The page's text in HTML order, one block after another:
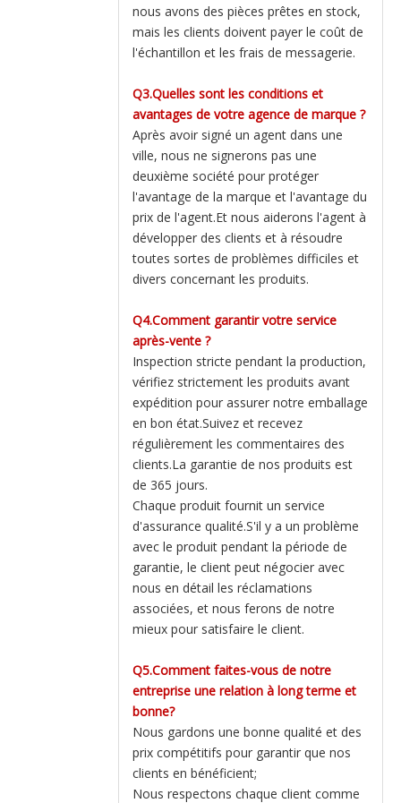
nous avons des pièces prêtes en stock,
mais les clients doivent payer le coût de
l'échantillon et les frais de messagerie.
Q3.Quelles sont les conditions et
avantages de votre agence de marque ?
Après avoir signé un agent dans une
ville, nous ne signerons pas une
deuxième société pour protéger
l'avantage de la marque et l'avantage du
prix de l'agent.Et nous aiderons l'agent à
développer des clients et à résoudre
toutes sortes de problèmes difficiles et
divers concernant les produits.
Q4.Comment garantir votre service
après-vente ?
Inspection stricte pendant la production,
vérifiez strictement les produits avant
expédition pour assurer notre emballage
en bon état.Suivez et recevez
régulièrement les commentaires des
clients.La garantie de nos produits est
de 365 jours.
Chaque produit fournit un service
d'assurance qualité.S'il y a un problème
avec le produit pendant la période de
garantie, le client peut négocier avec
nous en détail les réclamations
associées, et nous ferons de notre
mieux pour satisfaire le client.
Q5.Comment faites-vous de notre
entreprise une relation à long terme et
bonne?
Nous gardons une bonne qualité et des
prix compétitifs pour garantir que nos
clients en bénéficient;
Nous respectons chaque client comme